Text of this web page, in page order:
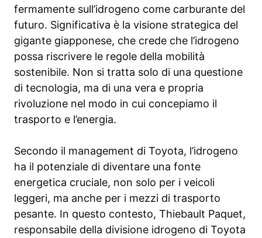
fermamente sull’idrogeno come carburante del
futuro. Significativa è la visione strategica del
gigante giapponese, che crede che l’idrogeno
possa riscrivere le regole della mobilità
sostenibile. Non si tratta solo di una questione
di tecnologia, ma di una vera e propria
rivoluzione nel modo in cui concepiamo il
trasporto e l’energia.
Secondo il management di Toyota, l’idrogeno
ha il potenziale di diventare una fonte
energetica cruciale, non solo per i veicoli
leggeri, ma anche per i mezzi di trasporto
pesante. In questo contesto, Thiebault Paquet,
responsabile della divisione idrogeno di Toyota